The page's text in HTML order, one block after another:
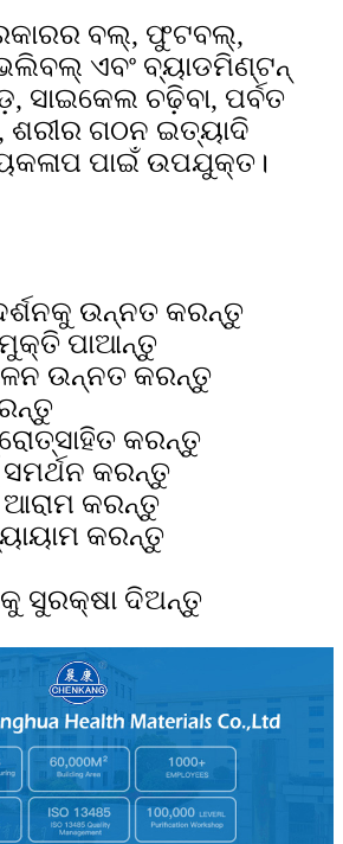
ବଲ୍, ଫୁଟବଲ୍,
ଏବଂ ବ୍ୟାଡମିଣ୍ଟନ୍
ସାଇକେଲ ଚଢ଼ିବା, ପର୍ବତ
ଶରୀର ଗଠନ ଇତ୍ୟାଦି
ପାଇଁ ଉପଯୁକ୍ତ।
ଉନ୍ନତ କରନ୍ତୁ
ପାଆନ୍ତୁ
ଉନ୍ନତ କରନ୍ତୁ
କରନ୍ତୁ
କରନ୍ତୁ
କରନ୍ତୁ
କରନ୍ତୁ
ସୁରକ୍ଷା ଦିଅନ୍ତୁ